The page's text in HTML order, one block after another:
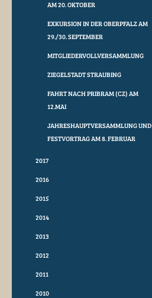
AM 20. OKTOBER
EXKURSION IN DER OBERPFALZ AM
29./30. SEPTEMBER
MITGLIEDERVOLLVERSAMMLUNG
ZIEGELSTADT STRAUBING
FAHRT NACH PRIBRAM (CZ) AM
12.MAI
JAHRESHAUPTVERSAMMLUNG UND
FESTVORTRAG AM 8. FEBRUAR
2017
2016
2015
2014
2013
2012
2011
2010